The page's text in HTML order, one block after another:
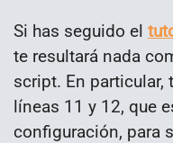
Si has seguido el
te resultará nada
script. En particular,
líneas 11 y 12, que
configuración, para